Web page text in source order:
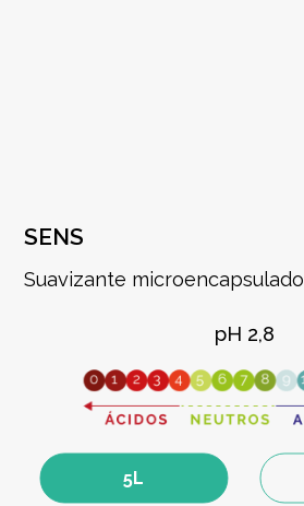
SENS
Suavizante microencapsulado
pH 2,8
5L